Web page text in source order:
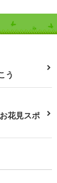
う
花見スポ